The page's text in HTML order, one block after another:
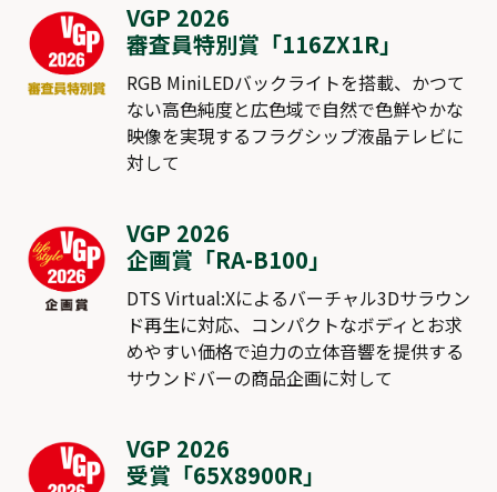
VGP 2026
審査員特別賞「116ZX1R」
RGB MiniLEDバックライトを搭載、かつて
ない高色純度と広色域で自然で色鮮やかな
映像を実現するフラグシップ液晶テレビに
対して
VGP 2026
企画賞「RA-B100」
DTS Virtual:Xによるバーチャル3Dサラウン
ド再生に対応、コンパクトなボディとお求
めやすい価格で迫力の立体音響を提供する
サウンドバーの商品企画に対して
VGP 2026
受賞「65X8900R」